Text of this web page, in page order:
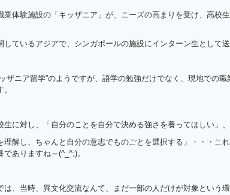
業体験施設の「キッザニア」が、ニーズの高まりを受け、高校
しているアジアで、シンガポールの施設にインターン生として送
ザニア留学”のようですが、語学の勉強だけでなく、現地での
生に対し、「自分のことを自分で決める強さを養ってほしい」
理解し、ちゃんと自分の意志でものごとを選択する」・・・こ
でありますね～(^_^;)。
は、当時、異文化交流なんて、まだ一部の人だけが対象という